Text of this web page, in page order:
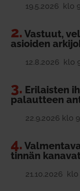
19.5.2026 klo
2. Vastuut,
asioiden
12.8.2026 klo
3. Eri­laisten
palautteen
22.9.2026 klo
4.
tinnän
21.10.2026